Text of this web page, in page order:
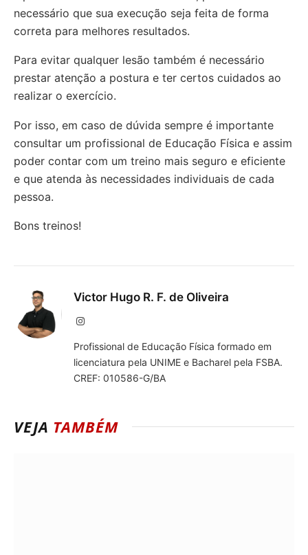
necessário que sua execução seja feita de forma
correta para melhores resultados.
Para evitar qualquer lesão também é necessário
prestar atenção a postura e ter certos cuidados ao
realizar o exercício.
Por isso, em caso de dúvida sempre é importante
consultar um profissional de Educação Física e assim
poder contar com um treino mais seguro e eficiente
e que atenda às necessidades individuais de cada
pessoa.
Bons treinos!
Victor Hugo R. F. de Oliveira
Instagram
Profissional de Educação Física formado em
licenciatura pela UNIME e Bacharel pela FSBA.
CREF: 010586-G/BA
VEJA TAMBÉM